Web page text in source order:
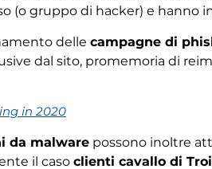
(o gruppo di hacker) e hanno
delle campagne di
dal sito, promemoria di
in 2020
da malware possono inoltre
il caso clienti cavallo di